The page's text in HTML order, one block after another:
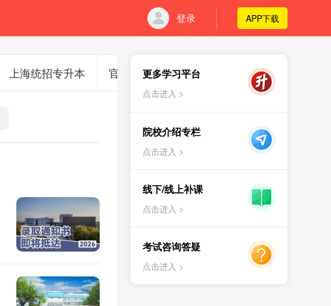
登录 APP下载
上海统招专升本 官方通知更多学习平台
点击进入 >
院校介绍专栏
点击进入 >
线下/线上补课
点击进入 >
考试咨询答疑
点击进入 >